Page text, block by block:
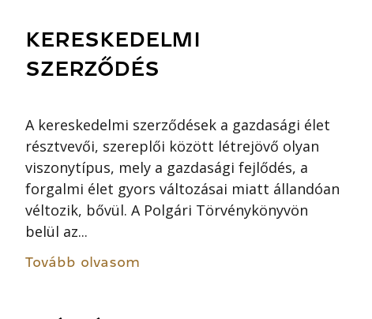
KERESKEDELMI
SZERZŐDÉS
A kereskedelmi szerződések a gazdasági élet
résztvevői, szereplői között létrejövő olyan
viszonytípus, mely a gazdasági fejlődés, a
forgalmi élet gyors változásai miatt állandóan
véltozik, bővül. A Polgári Törvénykönyvön
belül az...
Tovább olvasom